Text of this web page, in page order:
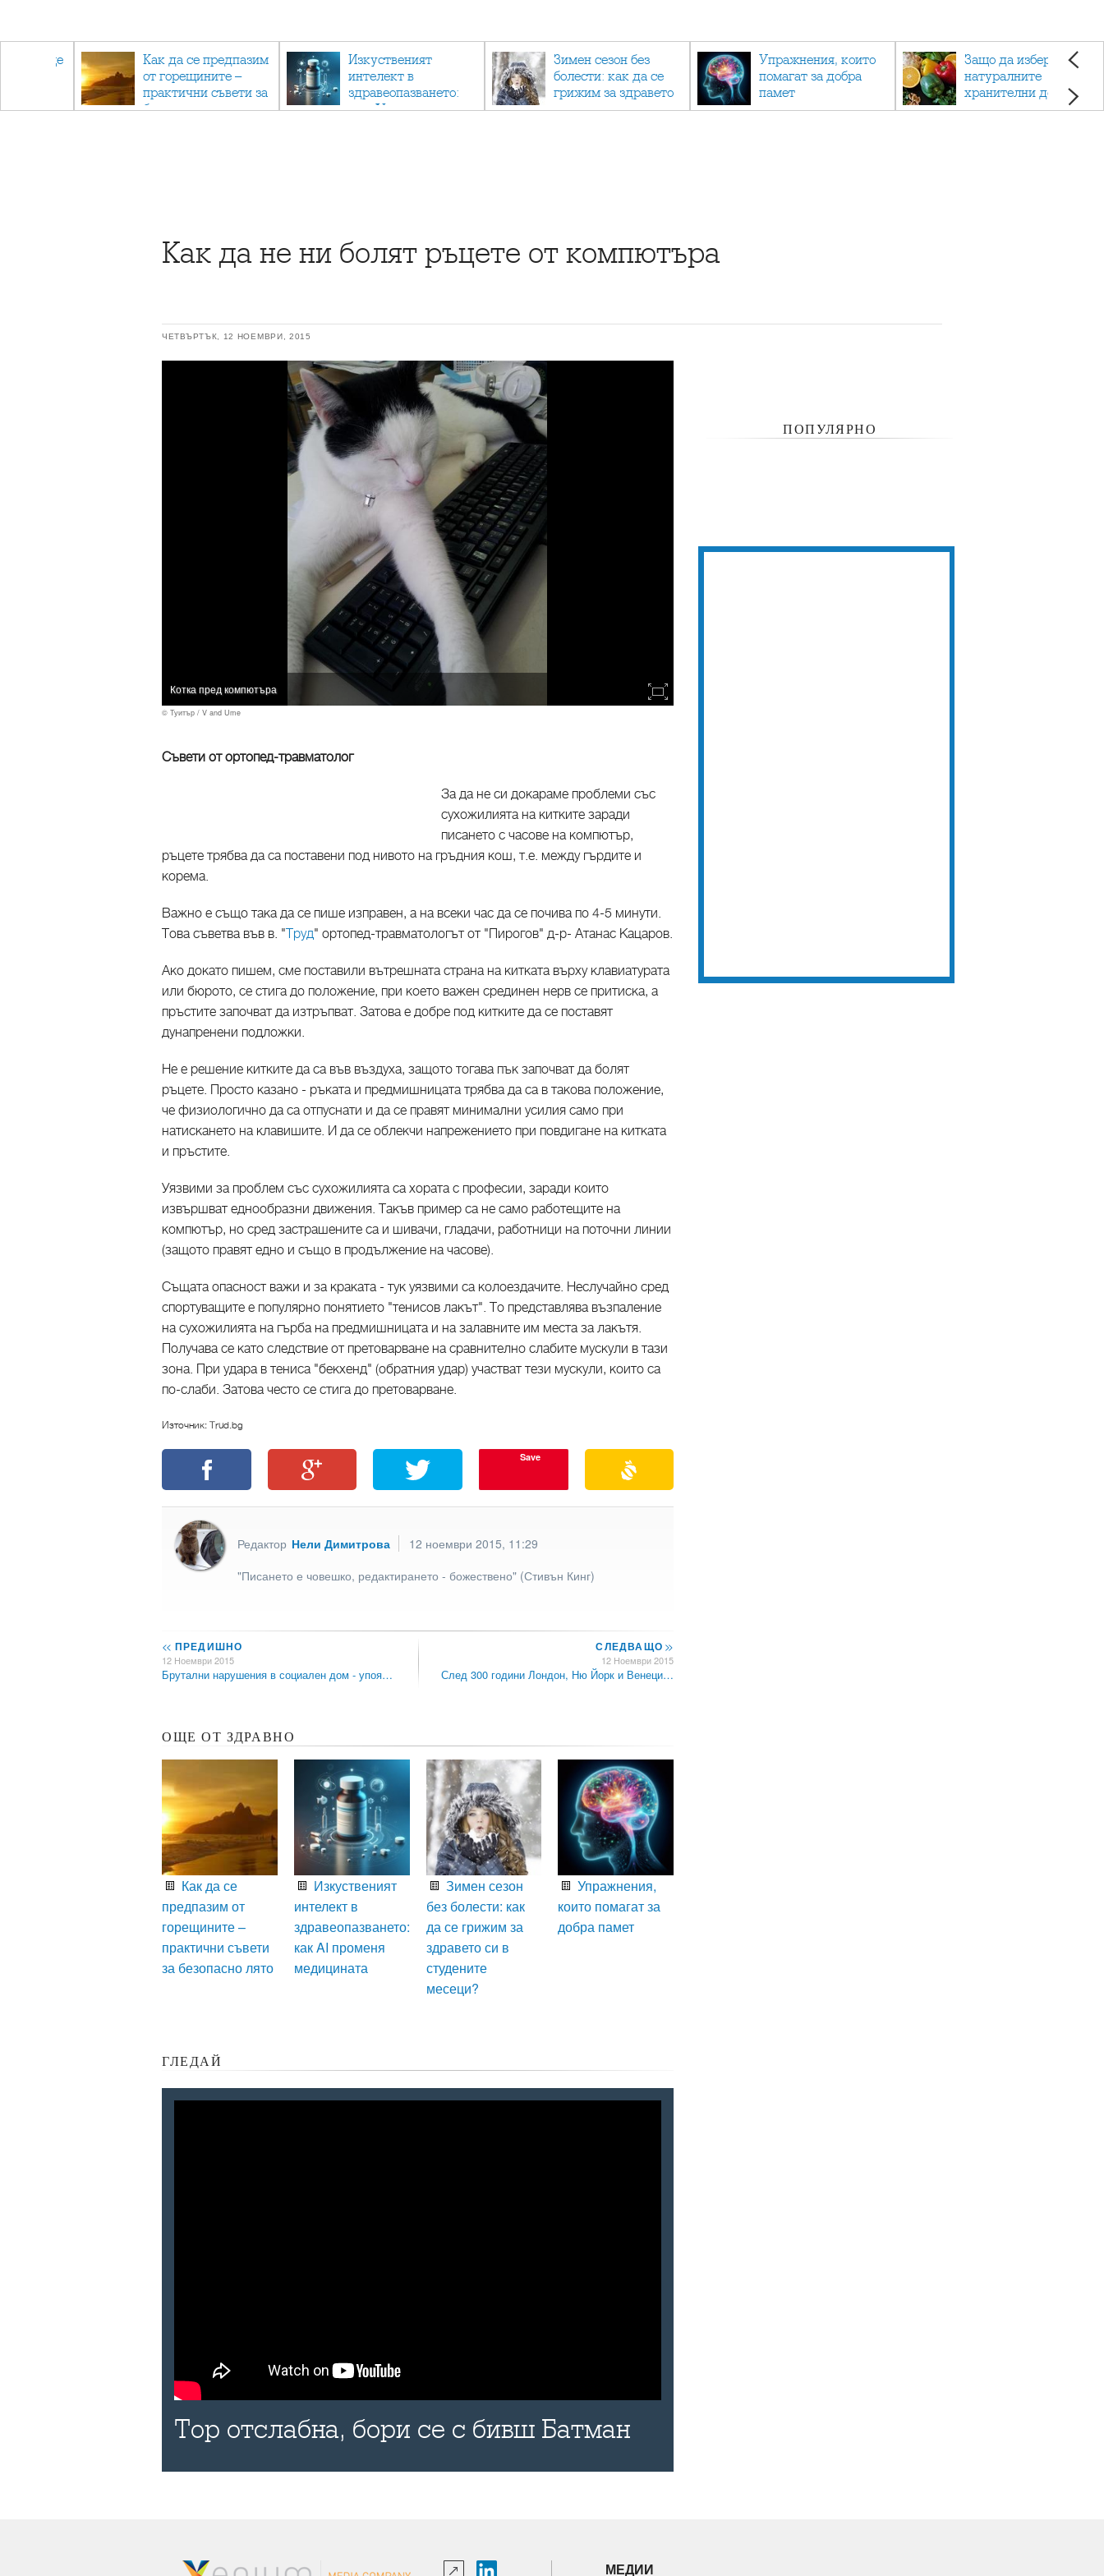
също ще
Как да се предпазим
от горещините –
практични съвети за
безопасно лято
Изкуственият
интелект в
здравеопазването:
как AI променя
Зимен сезон без
болести: как да се
грижим за здравето
си в студените
Упражнения, които
помагат за добра
памет
Защо да изберете
натуралните
хранителни добавки
пред синтетичните?
Как да не ни болят ръцете от компютъра
ЧЕТВЪРТЪК, 12 НОЕМВРИ, 2015
Котка пред компютъра
© Туитър / V and Ume
Съвети от ортопед-травматолог
За да не си докараме проблеми със
сухожилията на китките заради
писането с часове на компютър,
ръцете трябва да са поставени под нивото на гръдния кош, т.е. между гърдите и
корема.
Важно е също така да се пише изправен, а на всеки час да се почива по 4-5 минути.
Това съветва във в. "Труд" ортопед-травматологът от "Пирогов" д-р- Атанас Кацаров.
Ако докато пишем, сме поставили вътрешната страна на китката върху клавиатурата
или бюрото, се стига до положение, при което важен срединен нерв се притиска, а
пръстите започват да изтръпват. Затова е добре под китките да се поставят
дунапренени подложки.
Не е решение китките да са във въздуха, защото тогава пък започват да болят
ръцете. Просто казано - ръката и предмишницата трябва да са в такова положение,
че физиологично да са отпуснати и да се правят минимални усилия само при
натискането на клавишите. И да се облекчи напрежението при повдигане на китката
и пръстите.
Уязвими за проблем със сухожилията са хората с професии, заради които
извършват еднообразни движения. Такъв пример са не само работещите на
компютър, но сред застрашените са и шивачи, гладачи, работници на поточни линии
(защото правят едно и също в продължение на часове).
Същата опасност важи и за краката - тук уязвими са колоездачите. Неслучайно сред
спортуващите е популярно понятието "тенисов лакът". То представлява възпаление
на сухожилията на гърба на предмишницата и на залавните им места за лакътя.
Получава се като следствие от претоварване на сравнително слабите мускули в тази
зона. При удара в тениса "бекхенд" (обратния удар) участват тези мускули, които са
по-слаби. Затова често се стига до претоварване.
Източник: Trud.bg
Save
Редактор Нели Димитрова
12 ноември 2015, 11:29
"Писането е човешко, редактирането - божествено" (Стивън Кинг)
<< ПРЕДИШНО
12 Ноември 2015
Брутални нарушения в социален дом - упоя…
СЛЕДВАЩО>>
12 Ноември 2015
След 300 години Лондон, Ню Йорк и Венеци…
ОЩЕ ОТ ЗДРАВНО
Как да се
предпазим от
горещините –
практични съвети
за безопасно лято
Изкуственият
интелект в
здравеопазването:
как AI променя
медицината
Зимен сезон
без болести: как
да се грижим за
здравето си в
студените
месеци?
Упражнения,
които помагат за
добра памет
ГЛЕДАЙ
Тор отслабна, бори се с бивш Батман
ПОПУЛЯРНО
МЕДИИ